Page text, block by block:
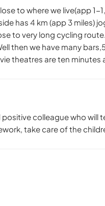
to where we live(app 1-
has 4 km (app 3 miles)
to very long cycling
then we have many
theatres are ten minutes
colleague who will
take care of the